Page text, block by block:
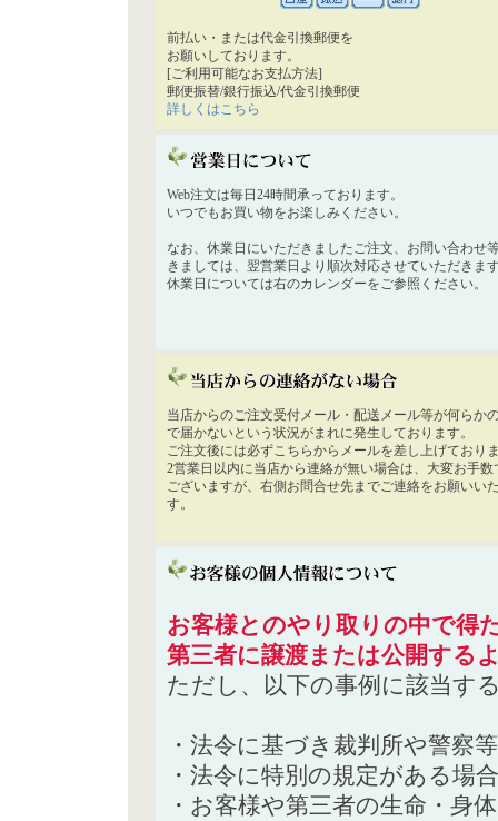
前払い・または代金引換郵便を
お願いしております。
[ご利用可能なお支払方法]
郵便振替/銀行振込/代金引換郵便
詳しくはこちら
Web注文は毎日24時間承っております。
いつでもお買い物をお楽しみください。
なお、休業日にいただきましたご注文、お問い合わせ
きましては、翌営業日より順次対応させていただきま
休業日については右のカレンダーをご参照ください。
当店からのご注文受付メール・配送メール等が何らか
で届かないという状況がまれに発生しております。
ご注文後には必ずこちらからメールを差し上げており
2営業日以内に当店から連絡が無い場合は、大変お手数
ございますが、右側お問合せ先までご連絡をお願いい
す。
お客様とのやり取りの中で得
第三者に譲渡または公開する
ただし、以下の事例に該当す
・法令に基づき裁判所や警察
・法令に特別の規定がある場合
・お客様や第三者の生命・身